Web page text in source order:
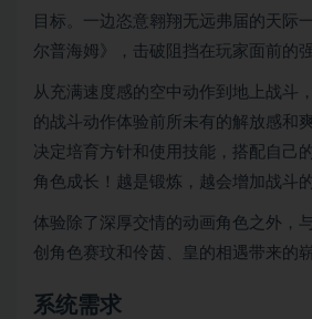
目标。一边恣意翱翔无远弗届的天际
尔普海姆》，击破阻挡在玩家面前的
从充满速度感的空中动作到地上战斗
的战斗动作体验前所未有的解放感和
决定培育方针和使用技能，搭配自己
角色成长！越是锻炼，越会增加战斗
体验除了深厚交情的动画角色之外，
创角色赛玟和伶茵、皇的相遇带来的
系统需求